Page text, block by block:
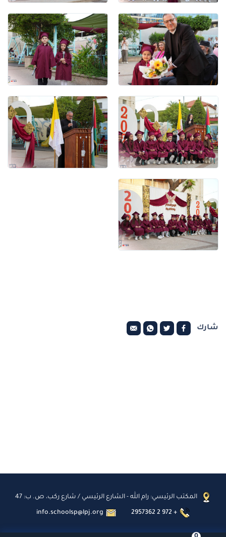
شارك
المكتب الرئيسي: رام الله - الشارع الرئيسي / شارع ركب، ص. ب: 47
2957362 2 972 +
info.schoolsp@lpj.org